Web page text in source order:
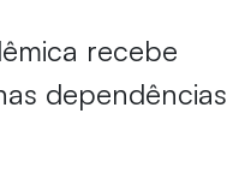
recebe
dependências